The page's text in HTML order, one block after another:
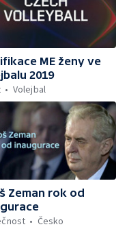
ME ženy ve
2019
Volejbal
Zeman rok od
Česko